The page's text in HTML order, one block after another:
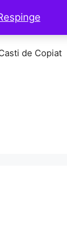
Sisteme de
de Copiat